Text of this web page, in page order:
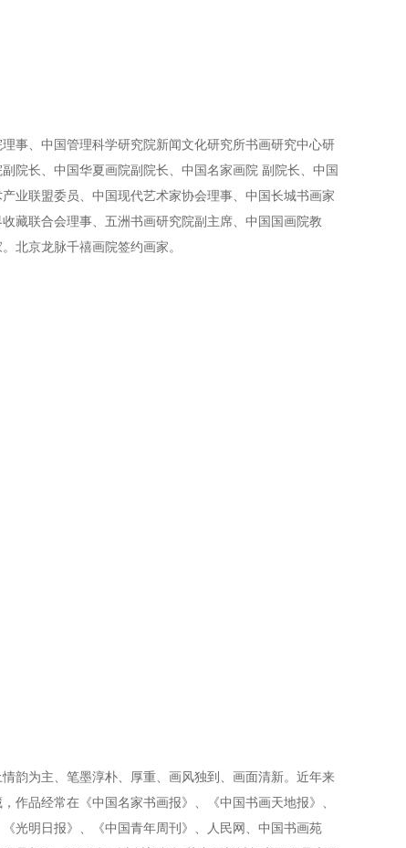
事、中国管理科学研究院新闻文化研究所书画研究中心研
院长、中国华夏画院副院长、中国名家画院 副院长、中国
业联盟委员、中国现代艺术家协会理事、中国长城书画家
藏联合会理事、五洲书画研究院副主席、中国国画院教
北京龙脉千禧画院签约画家。
韵为主、笔墨淳朴、厚重、画风独到、画面清新。近年来
作品经常在《中国名家书画报》、《中国书画天地报》、
光明日报》、《中国青年周刊》、人民网、中国书画苑